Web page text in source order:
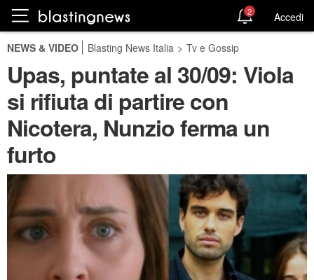
2 Accedi
NEWS & VIDEO Blasting News Italia > Tv e Gossip
Upas, puntate al 30/09: Viola
si rifiuta di partire con
Nicotera, Nunzio ferma un
furto